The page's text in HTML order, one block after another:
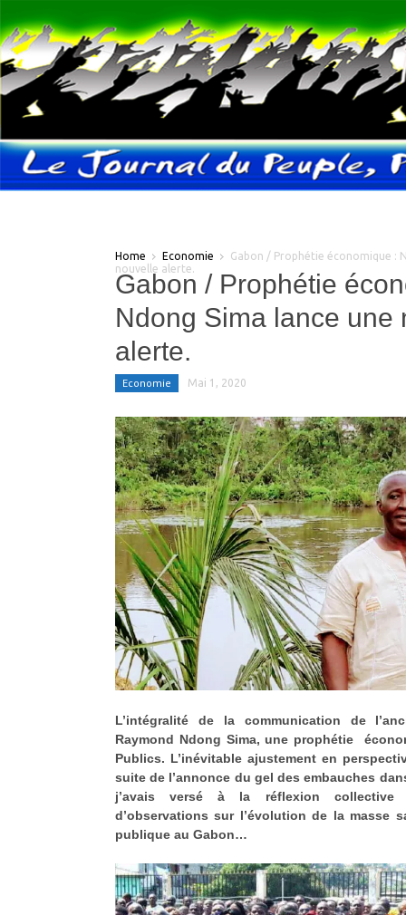
Home Economie
Gabon / Prophétie économique :
nouvelle alerte.
Gabon / Prophétie
Ndong Sima lance une
alerte.
Economie Mai 1, 2020
L’intégralité de la communication de
Raymond Ndong Sima, une prophétie
Publics. L’inévitable ajustement en
suite de l’annonce du gel des embauches
j’avais versé à la réflexion collective
d’observations sur l’évolution de la masse
publique au Gabon…